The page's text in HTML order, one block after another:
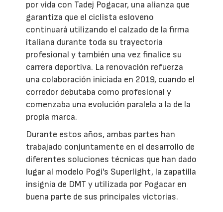
por vida con Tadej Pogacar, una alianza que
garantiza que el ciclista esloveno
continuará utilizando el calzado de la firma
italiana durante toda su trayectoria
profesional y también una vez finalice su
carrera deportiva. La renovación refuerza
una colaboración iniciada en 2019, cuando el
corredor debutaba como profesional y
comenzaba una evolución paralela a la de la
propia marca.
Durante estos años, ambas partes han
trabajado conjuntamente en el desarrollo de
diferentes soluciones técnicas que han dado
lugar al modelo Pogi's Superlight, la zapatilla
insignia de DMT y utilizada por Pogacar en
buena parte de sus principales victorias.